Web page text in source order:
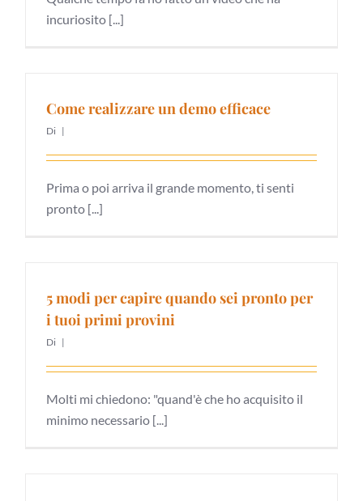
incuriosito [...]
Come realizzare un demo efficace
Di |
Prima o poi arriva il grande momento, ti senti
pronto [...]
5 modi per capire quando sei pronto per
i tuoi primi provini
Di |
Molti mi chiedono: "quand'è che ho acquisito il
minimo necessario [...]